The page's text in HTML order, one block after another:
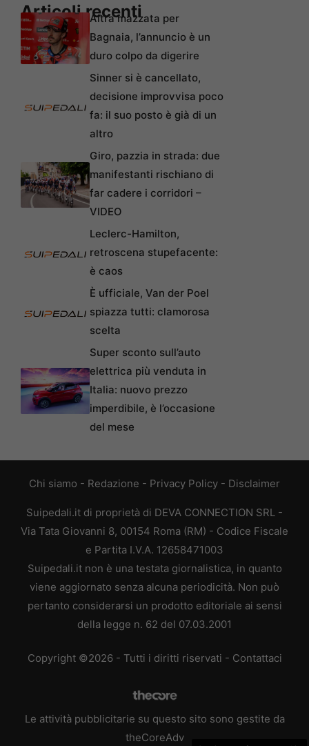
Articoli recenti
Altra mazzata per
Bagnaia, l’annuncio è un
duro colpo da digerire
Sinner si è cancellato,
decisione improvvisa poco
fa: il suo posto è già di un
altro
Giro, pazzia in strada: due
manifestanti rischiano di
far cadere i corridori –
VIDEO
Leclerc-Hamilton,
retroscena stupefacente:
è caos
È ufficiale, Van der Poel
spiazza tutti: clamorosa
scelta
Super sconto sull’auto
elettrica più venduta in
Italia: nuovo prezzo
imperdibile, è l’occasione
del mese
Chi siamo - Redazione - Privacy Policy - Disclaimer
Suipedali.it di proprietà di DEVA CONNECTION SRL -
Via Tata Giovanni 8, 00154 Roma (RM) - Codice Fiscale
e Partita I.V.A. 12658471003
Suipedali.it non è una testata giornalistica, in quanto
viene aggiornato senza alcuna periodicità. Non può
pertanto considerarsi un prodotto editoriale ai sensi
della legge n. 62 del 07.03.2001
Copyright ©2026 - Tutti i diritti riservati - Contattaci
Le attività pubblicitarie su questo sito sono gestite da
theCoreAdv